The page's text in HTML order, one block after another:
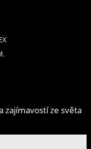
zajímavostí ze světa